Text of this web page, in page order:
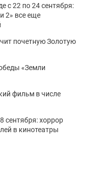
с 22 по 24 сентября:
2» все еще
почетную Золотую
«Земли
фильм в числе
сентября: хоррор
в кинотеатры